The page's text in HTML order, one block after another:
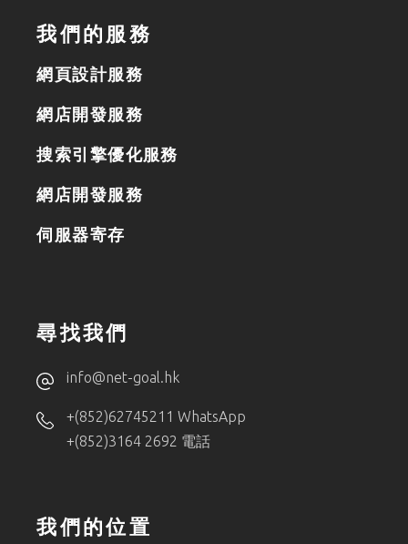
我們的服務
網頁設計服務
網店開發服務
搜索引擎優化服務
網店開發服務
伺服器寄存
尋找我們
info@net-goal.hk
+(852)62745211 WhatsApp
+(852)3164 2692 電話
我們的位置